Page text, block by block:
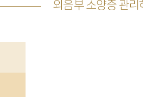
외음부 소양증 관리